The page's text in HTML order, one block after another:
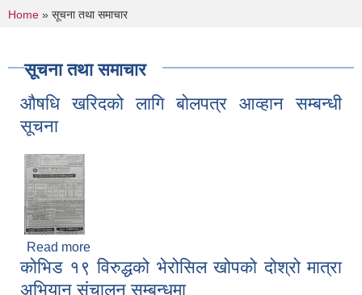
You are here
Home » सूचना तथा समाचार
सूचना तथा समाचार
औषधि खरिदको लागि बोलपत्र आव्हान सम्बन्धी
सूचना
Read more
सूचना
कोभिड १९ विरुद्धको भेरोसिल खोपको दोश्रो मात्रा
अभियान संचालन सम्बन्धमा